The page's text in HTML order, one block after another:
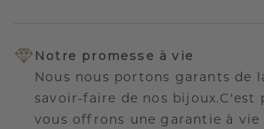
Notre promesse à vie
Nous nous portons garants de
savoir-faire de nos bijoux.C'est
vous offrons une garantie à vie